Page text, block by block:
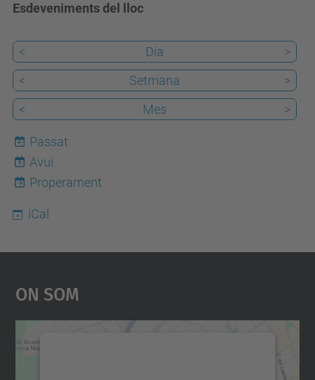
Esdeveniments del lloc
< Dia
>
<
Setmana
>
<
Mes >
Passat
8
Avui
Properament
iCal
On Som